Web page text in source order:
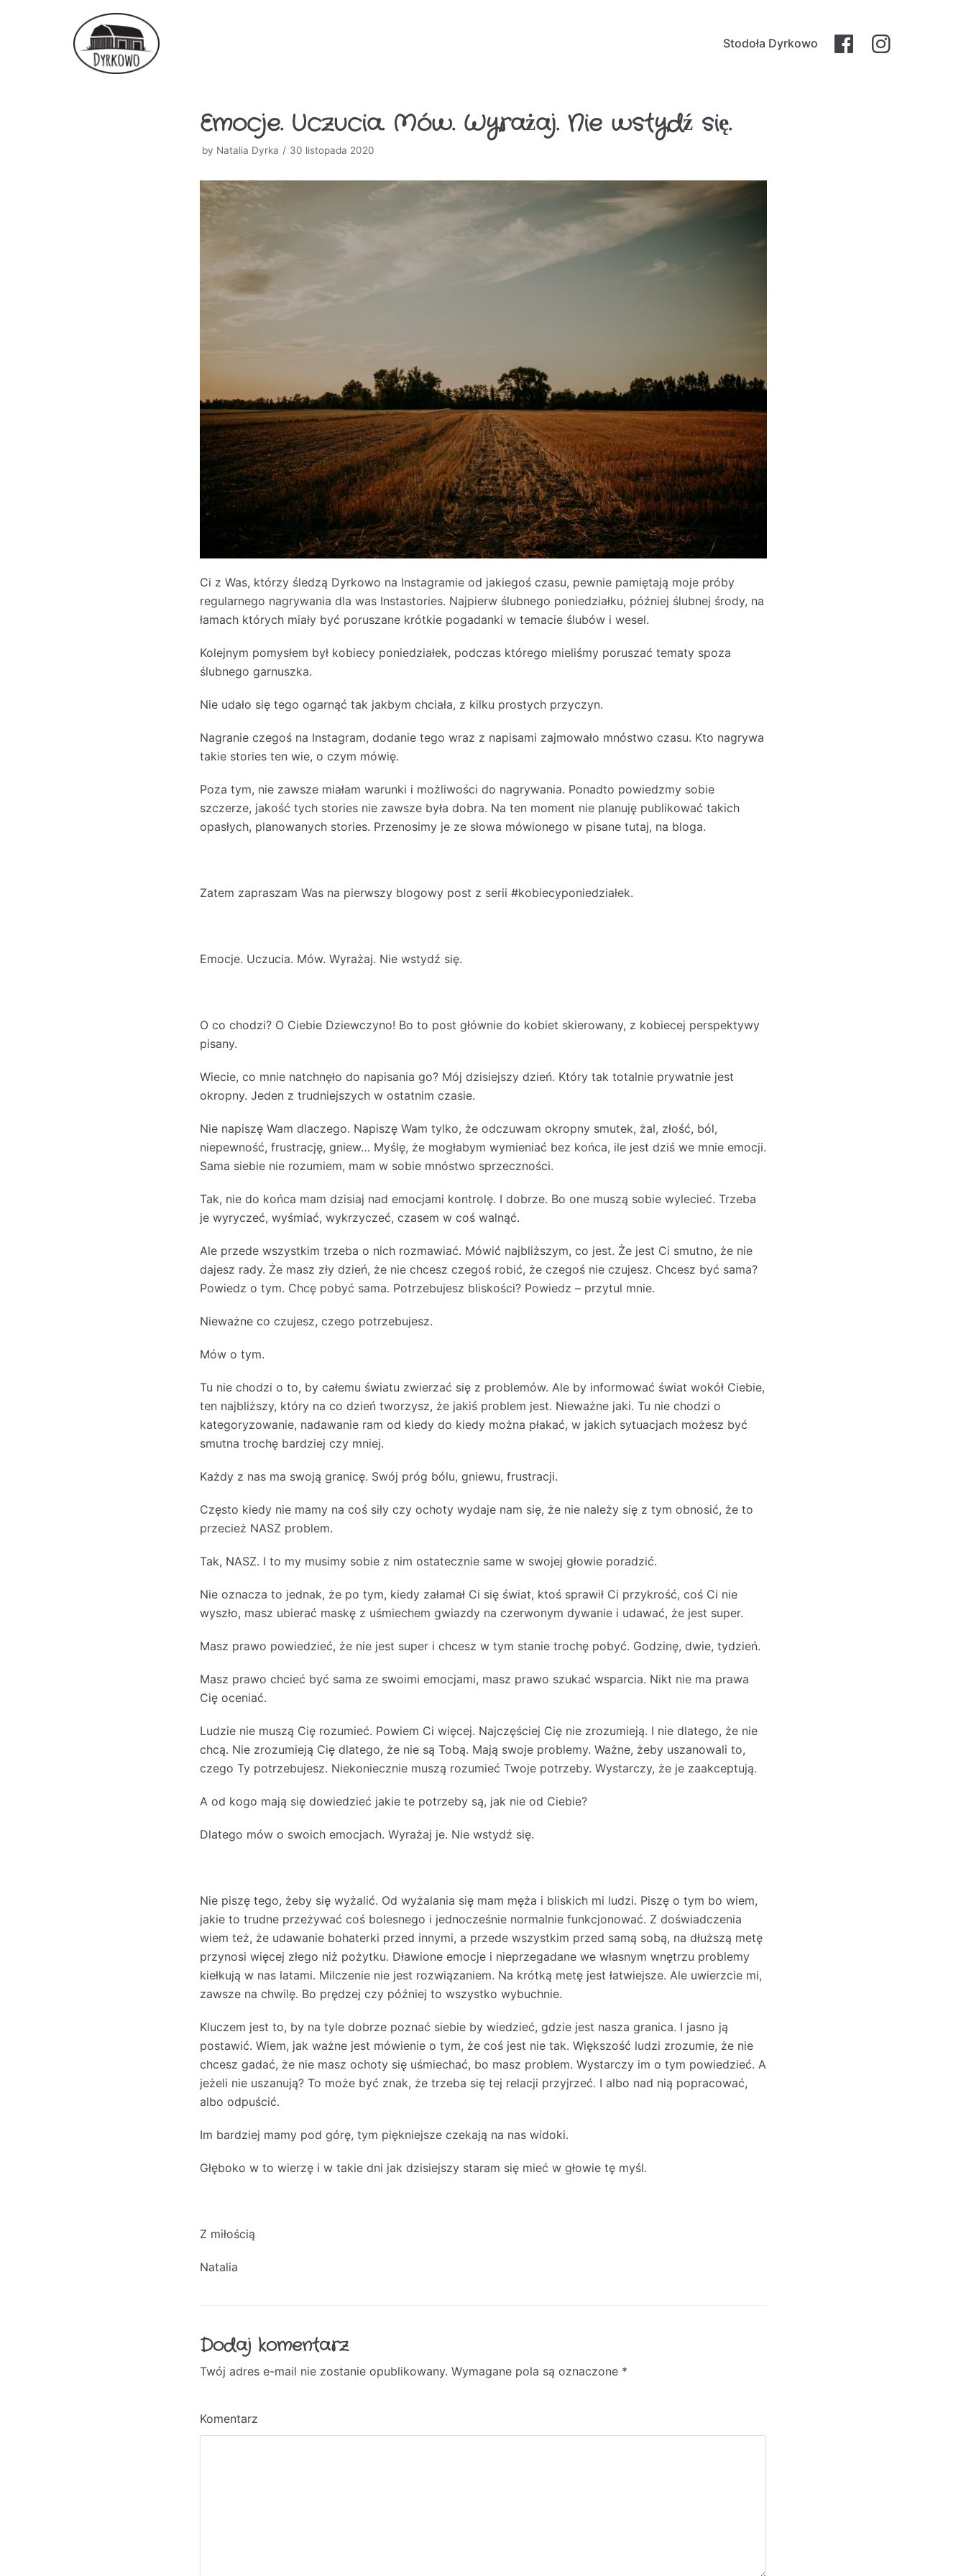
Stodoła Dyrkowo
Emocje. Uczucia. Mów. Wyrażaj. Nie wstydź się.
by Natalia Dyrka 30 listopada 2020
Ci z Was, którzy śledzą Dyrkowo na Instagramie od jakiegoś czasu, pewnie pamiętają moje próby
regularnego nagrywania dla was Instastories. Najpierw ślubnego poniedziałku, później ślubnej środy, na
łamach których miały być poruszane krótkie pogadanki w temacie ślubów i wesel.
Kolejnym pomysłem był kobiecy poniedziałek, podczas którego mieliśmy poruszać tematy spoza
ślubnego garnuszka.
Nie udało się tego ogarnąć tak jakbym chciała, z kilku prostych przyczyn.
Nagranie czegoś na Instagram, dodanie tego wraz z napisami zajmowało mnóstwo czasu. Kto nagrywa
takie stories ten wie, o czym mówię.
Poza tym, nie zawsze miałam warunki i możliwości do nagrywania. Ponadto powiedzmy sobie
szczerze, jakość tych stories nie zawsze była dobra. Na ten moment nie planuję publikować takich
opasłych, planowanych stories. Przenosimy je ze słowa mówionego w pisane tutaj, na bloga.
Zatem zapraszam Was na pierwszy blogowy post z serii #kobiecyponiedziałek.
Emocje. Uczucia. Mów. Wyrażaj. Nie wstydź się.
O co chodzi? O Ciebie Dziewczyno! Bo to post głównie do kobiet skierowany, z kobiecej perspektywy
pisany.
Wiecie, co mnie natchnęło do napisania go? Mój dzisiejszy dzień. Który tak totalnie prywatnie jest
okropny. Jeden z trudniejszych w ostatnim czasie.
Nie napiszę Wam dlaczego. Napiszę Wam tylko, że odczuwam okropny smutek, żal, złość, ból,
niepewność, frustrację, gniew… Myślę, że mogłabym wymieniać bez końca, ile jest dziś we mnie emocji.
Sama siebie nie rozumiem, mam w sobie mnóstwo sprzeczności.
Tak, nie do końca mam dzisiaj nad emocjami kontrolę. I dobrze. Bo one muszą sobie wylecieć. Trzeba
je wyryczeć, wyśmiać, wykrzyczeć, czasem w coś walnąć.
Ale przede wszystkim trzeba o nich rozmawiać. Mówić najbliższym, co jest. Że jest Ci smutno, że nie
dajesz rady. Że masz zły dzień, że nie chcesz czegoś robić, że czegoś nie czujesz. Chcesz być sama?
Powiedz o tym. Chcę pobyć sama. Potrzebujesz bliskości? Powiedz – przytul mnie.
Nieważne co czujesz, czego potrzebujesz.
Mów o tym.
Tu nie chodzi o to, by całemu światu zwierzać się z problemów. Ale by informować świat wokół Ciebie,
ten najbliższy, który na co dzień tworzysz, że jakiś problem jest. Nieważne jaki. Tu nie chodzi o
kategoryzowanie, nadawanie ram od kiedy do kiedy można płakać, w jakich sytuacjach możesz być
smutna trochę bardziej czy mniej.
Każdy z nas ma swoją granicę. Swój próg bólu, gniewu, frustracji.
Często kiedy nie mamy na coś siły czy ochoty wydaje nam się, że nie należy się z tym obnosić, że to
przecież NASZ problem.
Tak, NASZ. I to my musimy sobie z nim ostatecznie same w swojej głowie poradzić.
Nie oznacza to jednak, że po tym, kiedy załamał Ci się świat, ktoś sprawił Ci przykrość, coś Ci nie
wyszło, masz ubierać maskę z uśmiechem gwiazdy na czerwonym dywanie i udawać, że jest super.
Masz prawo powiedzieć, że nie jest super i chcesz w tym stanie trochę pobyć. Godzinę, dwie, tydzień.
Masz prawo chcieć być sama ze swoimi emocjami, masz prawo szukać wsparcia. Nikt nie ma prawa
Cię oceniać.
Ludzie nie muszą Cię rozumieć. Powiem Ci więcej. Najczęściej Cię nie zrozumieją. I nie dlatego, że nie
chcą. Nie zrozumieją Cię dlatego, że nie są Tobą. Mają swoje problemy. Ważne, żeby uszanowali to,
czego Ty potrzebujesz. Niekoniecznie muszą rozumieć Twoje potrzeby. Wystarczy, że je zaakceptują.
A od kogo mają się dowiedzieć jakie te potrzeby są, jak nie od Ciebie?
Dlatego mów o swoich emocjach. Wyrażaj je. Nie wstydź się.
Nie piszę tego, żeby się wyżalić. Od wyżalania się mam męża i bliskich mi ludzi. Piszę o tym bo wiem,
jakie to trudne przeżywać coś bolesnego i jednocześnie normalnie funkcjonować. Z doświadczenia
wiem też, że udawanie bohaterki przed innymi, a przede wszystkim przed samą sobą, na dłuższą metę
przynosi więcej złego niż pożytku. Dławione emocje i nieprzegadane we własnym wnętrzu problemy
kiełkują w nas latami. Milczenie nie jest rozwiązaniem. Na krótką metę jest łatwiejsze. Ale uwierzcie mi,
zawsze na chwilę. Bo prędzej czy później to wszystko wybuchnie.
Kluczem jest to, by na tyle dobrze poznać siebie by wiedzieć, gdzie jest nasza granica. I jasno ją
postawić. Wiem, jak ważne jest mówienie o tym, że coś jest nie tak. Większość ludzi zrozumie, że nie
chcesz gadać, że nie masz ochoty się uśmiechać, bo masz problem. Wystarczy im o tym powiedzieć. A
jeżeli nie uszanują? To może być znak, że trzeba się tej relacji przyjrzeć. I albo nad nią popracować,
albo odpuścić.
Im bardziej mamy pod górę, tym piękniejsze czekają na nas widoki.
Głęboko w to wierzę i w takie dni jak dzisiejszy staram się mieć w głowie tę myśl.
Z miłością
Natalia
Dodaj komentarz
Twój adres e-mail nie zostanie opublikowany. Wymagane pola są oznaczone *
Komentarz
A
r